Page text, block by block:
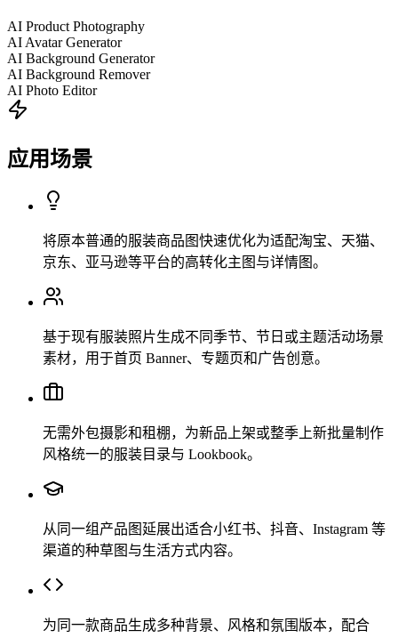
AI Product Photography
AI Avatar Generator
AI Background Generator
AI Background Remover
AI Photo Editor
应用场景
将原本普通的服装商品图快速优化为适配淘宝、天猫、
京东、亚马逊等平台的高转化主图与详情图。
基于现有服装照片生成不同季节、节日或主题活动场景
素材，用于首页 Banner、专题页和广告创意。
无需外包摄影和租棚，为新品上架或整季上新批量制作
风格统一的服装目录与 Lookbook。
从同一组产品图延展出适合小红书、抖音、Instagram 等
渠道的种草图与生活方式内容。
为同一款商品生成多种背景、风格和氛围版本，配合